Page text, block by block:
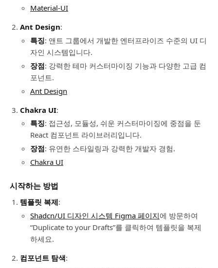
Material-UI
Ant Design:
특징: 앤트 그룹에서 개발한 엔터프라이즈 수준의 UI 디
자인 시스템입니다.
장점: 강력한 테마 커스터마이징 기능과 다양한 고급 컴
포넌트.
Ant Design
Chakra UI:
특징: 접근성, 모듈성, 쉬운 커스터마이징에 중점을 둔
React 컴포넌트 라이브러리입니다.
장점: 유연한 스타일링과 강력한 개발자 경험.
Chakra UI
시작하는 방법
템플릿 복제:
Shadcn/UI 디자인 시스템 Figma 페이지에 방문하여
“Duplicate to your Drafts”를 클릭하여 템플릿을 복제
하세요.
컴포넌트 탐색: